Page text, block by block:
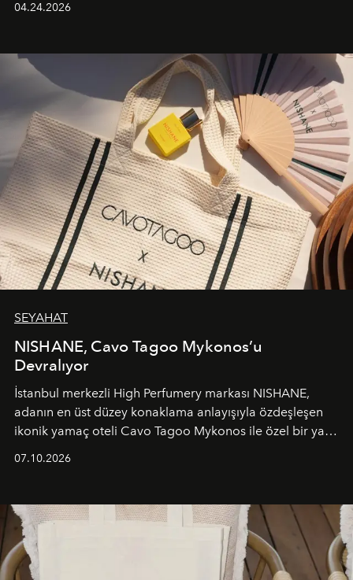
04.24.2026
SEYAHAT
NISHANE, Cavo Tagoo Mykonos’u
Devralıyor
İstanbul merkezli High Perfumery markası NISHANE,
adanın en üst düzey konaklama anlayışıyla özdeşleşen
ikonik yamaç oteli Cavo Tagoo Mykonos ile özel bir yaz
buluşturarak markanın Cavo Tagoo’daki varlığını
sürükleyici ve mevsime özel bir deneyime dönüştürüyor.
07.10.2026